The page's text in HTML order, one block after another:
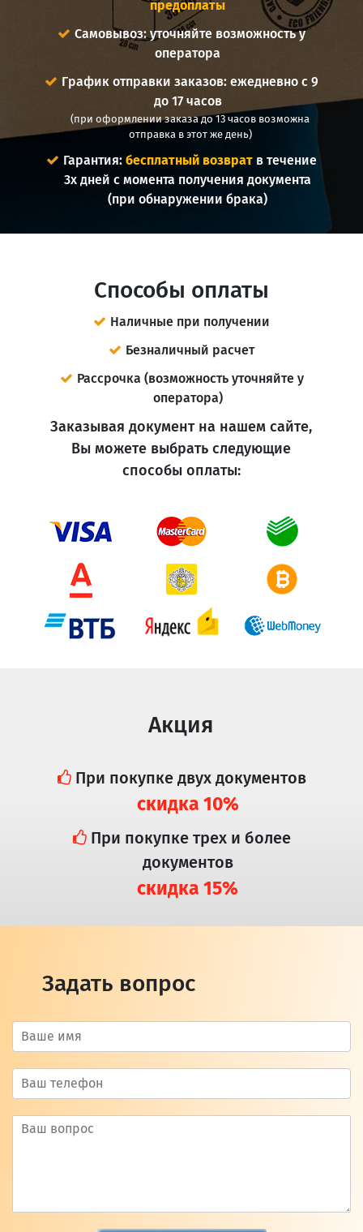
предоплаты
Самовывоз: уточняйте возможность у
оператора
График отправки заказов: ежедневно с 9
до 17 часов
(при оформлении заказа до 13 часов возможна
отправка в этот же день)
Гарантия:бесплатный возврат в течение
3х дней с момента получения документа
(при обнаружении брака)
Способы оплаты
Наличные при получении
Безналичный расчет
Рассрочка (возможность уточняйте у
оператора)
Заказывая документ на нашем сайте,
Вы можете выбрать следующие
способы оплаты:
Акция
При покупке двух документов
скидка 10%
При покупке трех и более
документов
скидка 15%
Задать вопрос